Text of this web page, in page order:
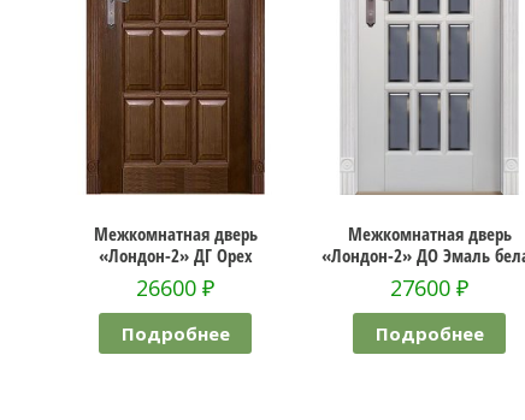
Межкомнатная дверь
«Лондон-2» ДГ Орех
26600₽
Подробнее
Межкомнатная дверь
«Лондон-2» ДО Эмаль белая
27600₽
Подробнее